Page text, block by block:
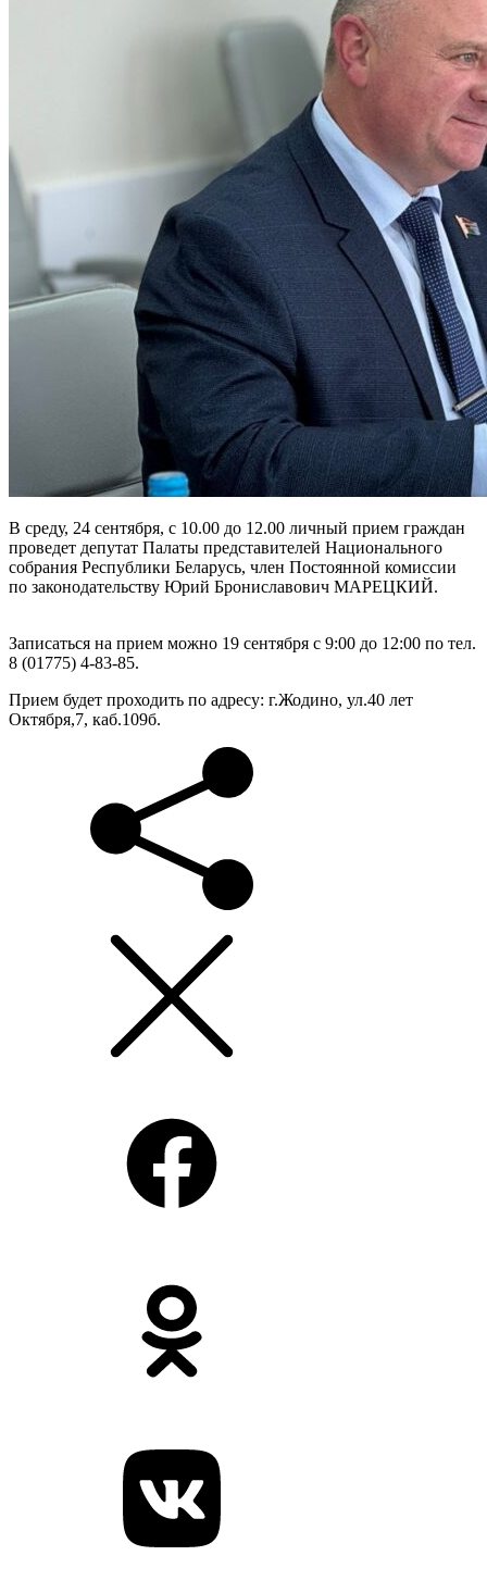
В среду, 24 сентября, с 10.00 до 12.00 личный прием граждан
проведет депутат Палаты представителей Национального
собрания Республики Беларусь, член Постоянной комиссии
по законодательству Юрий Брониславович МАРЕЦКИЙ.
Записаться на прием можно 19 сентября с 9:00 до 12:00 по тел.
8 (01775) 4-83-85.
Прием будет проходить по адресу: г.Жодино, ул.40 лет
Октября,7, каб.109б.